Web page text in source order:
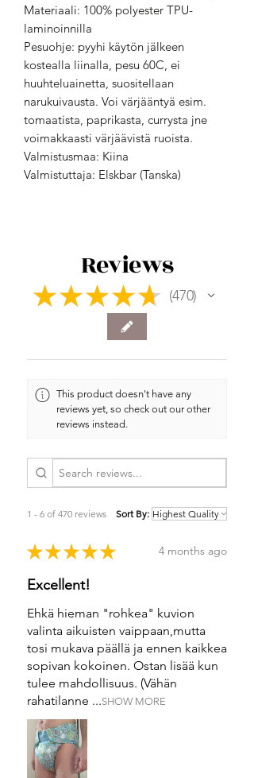
Materiaali: 100% polyester TPU-
laminoinnilla
Pesuohje: pyyhi käytön jälkeen
kostealla liinalla, pesu 60C, ei
huuhteluainetta, suositellaan
narukuivausta. Voi värjääntyä esim.
tomaatista, paprikasta, currysta jne
voimakkaasti värjäävistä ruoista.
Valmistusmaa: Kiina
Valmistuttaja: Elskbar (Tanska)
Reviews
★ ★ ★ ★ ★ 470
470
This product doesn't have any
reviews yet, so check out our other
reviews instead.
1 - 6 of 470 reviews Sort By:
★ ★ ★ ★ ★ 4 months ago
Excellent!
Ehkä hieman "rohkea" kuvion
valinta aikuisten vaippaan,mutta
tosi mukava päällä ja ennen kaikkea
sopivan kokoinen. Ostan lisää kun
tulee mahdollisuus. (Vähän
rahatilanne ...SHOW MORE